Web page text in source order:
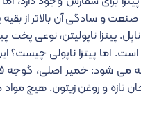
و سادگی آن بالاتر از بقیه
ناپل. پیتزا ناپولیتن، نوعی
است. اما پیتزا ناپولی چیست؟
می شود: خمیر اصلی، گوجه
تازه و روغن زیتون. هیچ